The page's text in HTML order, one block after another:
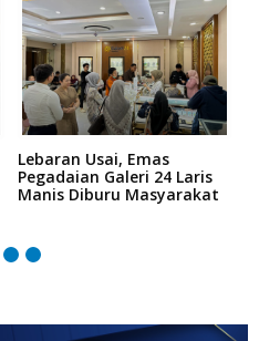
Lebaran Usai, Emas
Pegadaian Galeri 24 Laris
Manis Diburu Masyarakat